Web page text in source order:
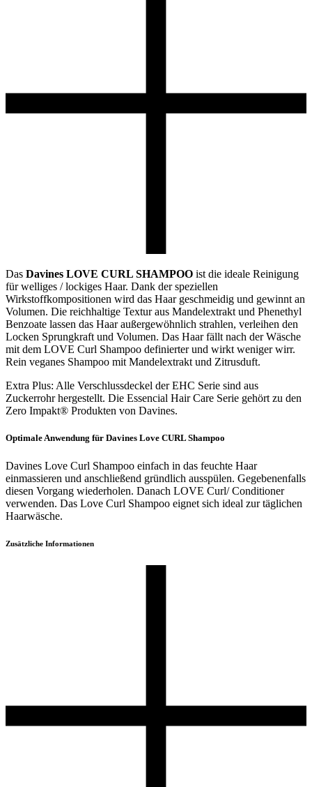
Das Davines LOVE CURL SHAMPOO ist die ideale Reinigung
für welliges / lockiges Haar. Dank der speziellen
Wirkstoffkompositionen wird das Haar geschmeidig und gewinnt an
Volumen. Die reichhaltige Textur aus Mandelextrakt und Phenethyl
Benzoate lassen das Haar außergewöhnlich strahlen, verleihen den
Locken Sprungkraft und Volumen. Das Haar fällt nach der Wäsche
mit dem LOVE Curl Shampoo definierter und wirkt weniger wirr.
Rein veganes Shampoo mit Mandelextrakt und Zitrusduft.
Extra Plus: Alle Verschlussdeckel der EHC Serie sind aus
Zuckerrohr hergestellt. Die Essencial Hair Care Serie gehört zu den
Zero Impakt® Produkten von Davines.
Optimale Anwendung für Davines Love CURL Shampoo
Davines Love Curl Shampoo einfach in das feuchte Haar
einmassieren und anschließend gründlich ausspülen. Gegebenenfalls
diesen Vorgang wiederholen. Danach LOVE Curl/ Conditioner
verwenden. Das Love Curl Shampoo eignet sich ideal zur täglichen
Haarwäsche.
Zusätzliche Informationen